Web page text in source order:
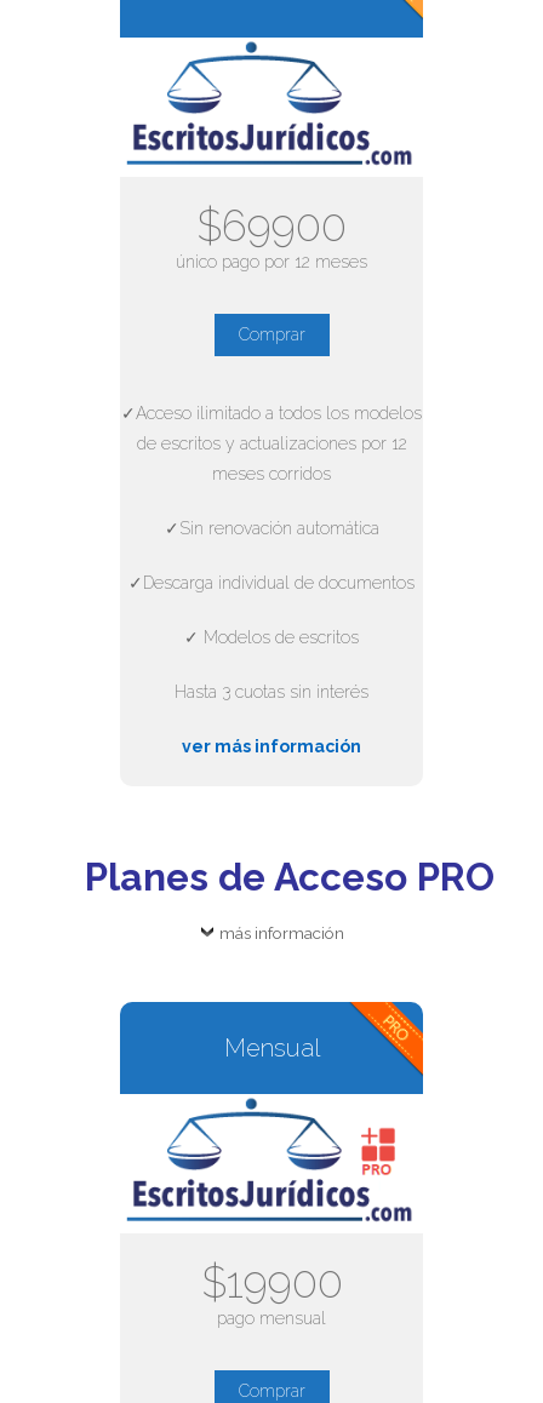
$69900
único pago por 12 meses
Comprar
✓Acceso ilimitado a todos los modelos
de escritos y actualizaciones por 12
meses corridos
✓Sin renovación automática
✓Descarga individual de documentos
✓ Modelos de escritos
Hasta 3 cuotas sin interés
ver más información
Planes de Acceso PRO
más información
Mensual
$19900
pago mensual
Comprar